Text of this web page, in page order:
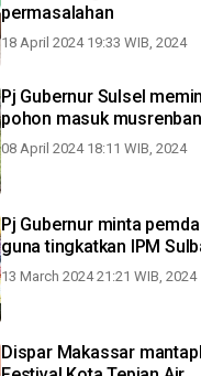
permasalahan
18 April 2024 19:33 WIB, 2024
Pj Gubernur Sulsel
pohon masuk
08 April 2024 18:11 WIB, 2024
Pj Gubernur minta
guna tingkatkan IPM
13 March 2024 21:21 WIB, 2024
Dispar Makassar